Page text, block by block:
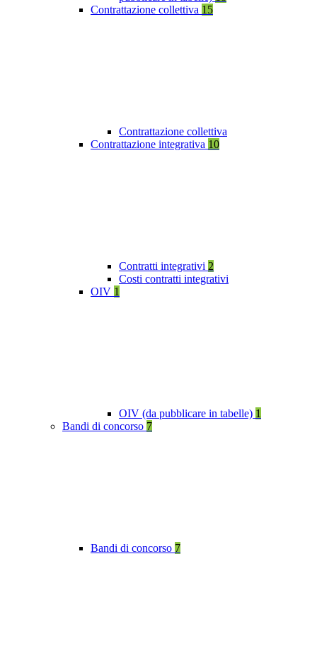
Contrattazione collettiva 15
Contrattazione collettiva
Contrattazione integrativa 10
Contratti integrativi 2
Costi contratti integrativi
OIV 1
OIV (da pubblicare in tabelle) 1
Bandi di concorso 7
Bandi di concorso 7